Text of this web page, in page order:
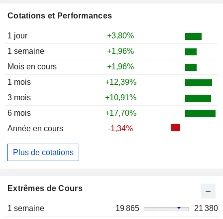
Cotations et Performances
1 jour
+3,80%
1 semaine
+1,96%
Mois en cours
+1,96%
1 mois
+12,39%
3 mois
+10,91%
6 mois
+17,70%
Année en cours
-1,34%
Plus de cotations
Extrêmes de Cours
1 semaine 19 865
21 380